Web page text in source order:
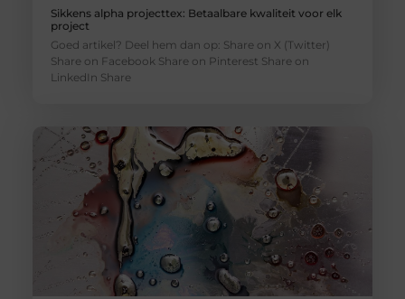
Sikkens alpha projecttex: Betaalbare kwaliteit voor elk
project
Goed artikel? Deel hem dan op: Share on X (Twitter)
Share on Facebook Share on Pinterest Share on
LinkedIn Share